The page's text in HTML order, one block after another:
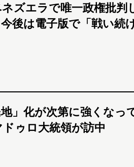
ズエラで唯一政権批判
後は電子版で「戦い続
地」化が次第に強くなっ
ゥロ大統領が訪中